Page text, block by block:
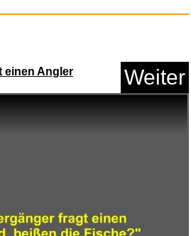
& FRIENDS
einen Angler Weiter